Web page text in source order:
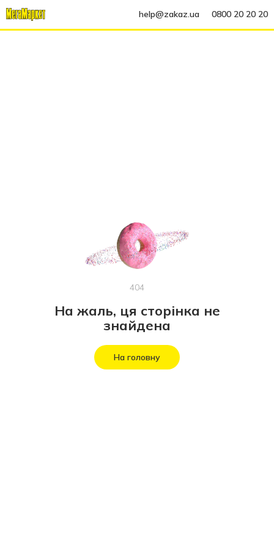
help@zakaz.ua 0800 20 20 20
404
На жаль, ця сторінка не
знайдена
На головну